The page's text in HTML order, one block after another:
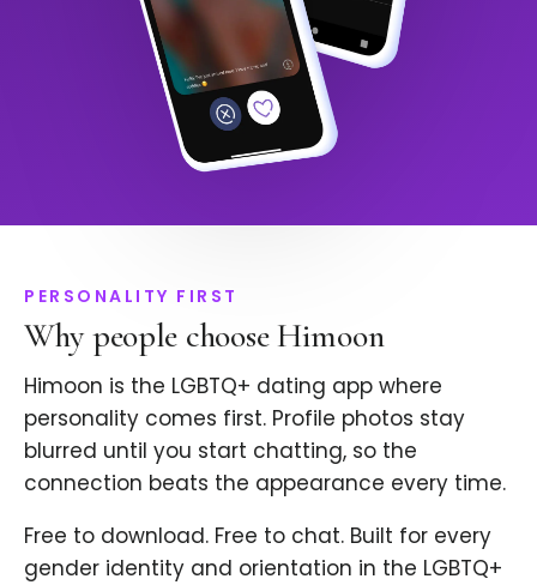
PERSONALITY FIRST
Why people choose Himoon
Himoon is the LGBTQ+ dating app where
personality comes first. Profile photos stay
blurred until you start chatting, so the
connection beats the appearance every time.
Free to download. Free to chat. Built for every
gender identity and orientation in the LGBTQ+